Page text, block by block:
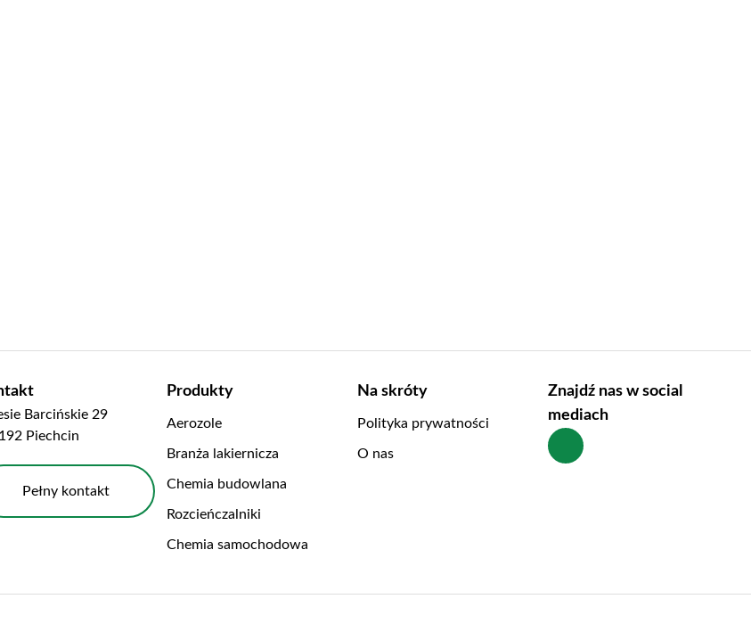
Barcińskie 29
Piechcin
Pełny kontakt
Produkty
Aerozole
Branża lakiernicza
Chemia budowlana
Rozcieńczalniki
Chemia samochodowa
Na skróty
Polityka prywatności
O nas
Znajdź nas w social
mediach